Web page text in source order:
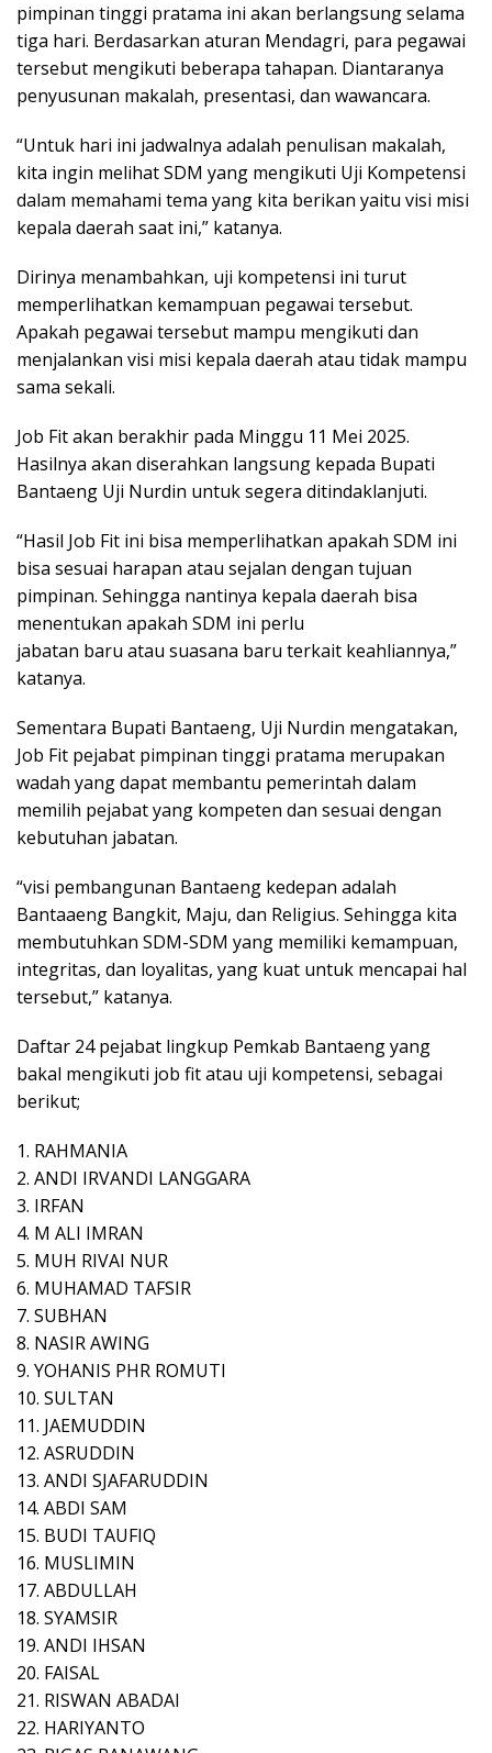
pimpinan tinggi pratama ini akan berlangsung selama
tiga hari. Berdasarkan aturan Mendagri, para pegawai
tersebut mengikuti beberapa tahapan. Diantaranya
penyusunan makalah, presentasi, dan wawancara.
“Untuk hari ini jadwalnya adalah penulisan makalah,
kita ingin melihat SDM yang mengikuti Uji Kompetensi
dalam memahami tema yang kita berikan yaitu visi misi
kepala daerah saat ini,” katanya.
Dirinya menambahkan, uji kompetensi ini turut
memperlihatkan kemampuan pegawai tersebut.
Apakah pegawai tersebut mampu mengikuti dan
menjalankan visi misi kepala daerah atau tidak mampu
sama sekali.
Job Fit akan berakhir pada Minggu 11 Mei 2025.
Hasilnya akan diserahkan langsung kepada Bupati
Bantaeng Uji Nurdin untuk segera ditindaklanjuti.
“Hasil Job Fit ini bisa memperlihatkan apakah SDM ini
bisa sesuai harapan atau sejalan dengan tujuan
pimpinan. Sehingga nantinya kepala daerah bisa
menentukan apakah SDM ini perlu
jabatan baru atau suasana baru terkait keahliannya,”
katanya.
Sementara Bupati Bantaeng, Uji Nurdin mengatakan,
Job Fit pejabat pimpinan tinggi pratama merupakan
wadah yang dapat membantu pemerintah dalam
memilih pejabat yang kompeten dan sesuai dengan
kebutuhan jabatan.
“visi pembangunan Bantaeng kedepan adalah
Bantaaeng Bangkit, Maju, dan Religius. Sehingga kita
membutuhkan SDM-SDM yang memiliki kemampuan,
integritas, dan loyalitas, yang kuat untuk mencapai hal
tersebut,” katanya.
Daftar 24 pejabat lingkup Pemkab Bantaeng yang
bakal mengikuti job fit atau uji kompetensi, sebagai
berikut;
1. RAHMANIA
2. ANDI IRVANDI LANGGARA
3. IRFAN
4. M ALI IMRAN
5. MUH RIVAI NUR
6. MUHAMAD TAFSIR
7. SUBHAN
8. NASIR AWING
9. YOHANIS PHR ROMUTI
10. SULTAN
11. JAEMUDDIN
12. ASRUDDIN
13. ANDI SJAFARUDDIN
14. ABDI SAM
15. BUDI TAUFIQ
16. MUSLIMIN
17. ABDULLAH
18. SYAMSIR
19. ANDI IHSAN
20. FAISAL
21. RISWAN ABADAI
22. HARIYANTO